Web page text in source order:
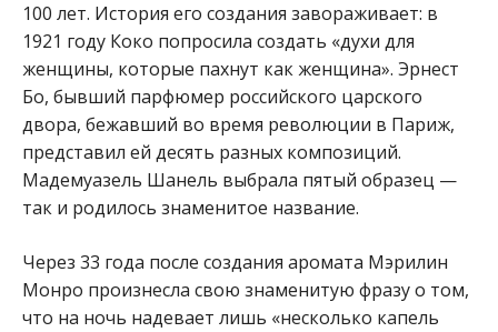
100 лет. История его создания завораживает: в
1921 году Коко попросила создать «духи для
женщины, которые пахнут как женщина». Эрнест
Бо, бывший парфюмер российского царского
двора, бежавший во время революции в Париж,
представил ей десять разных композиций.
Мадемуазель Шанель выбрала пятый образец —
так и родилось знаменитое название.
Через 33 года после создания аромата Мэрилин
Монро произнесла свою знаменитую фразу о том,
что на ночь надевает лишь «несколько капель